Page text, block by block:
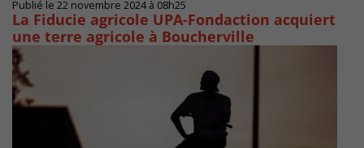
Publié le 22 novembre 2024 à 08h25
La Fiducie agricole UPA-Fondaction acquiert
une terre agricole à Boucherville